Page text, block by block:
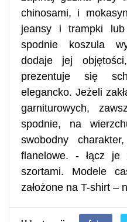
chinosami, i
jeansy i trampki lub
spodnie koszula
dodaje jej
prezentuje się
elegancko. Jeżeli
garniturowych,
spodnie, na
swobodny
flanelowe. - łącz je
szortami. Modele
założone na T-shirt –